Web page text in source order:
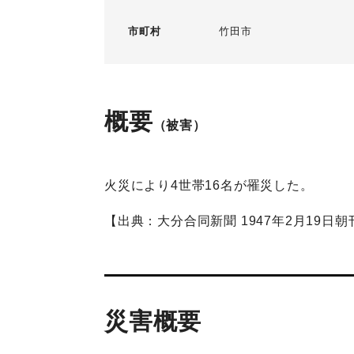
市町村 竹田市
概要 （被害）
火災により4世帯16名が罹災した。
【出典：大分合同新聞 1947年2月19日朝
災害概要